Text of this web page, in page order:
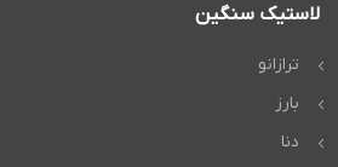
لاستیک سنگین
ترازانو
بارز
دنا